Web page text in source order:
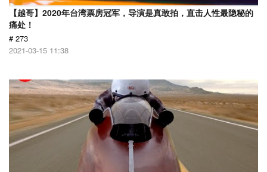
【越哥】2020年台湾票房冠军，导演是真敢拍，直击人性最隐秘的
痛处！
# 273
2021-03-15 11:38